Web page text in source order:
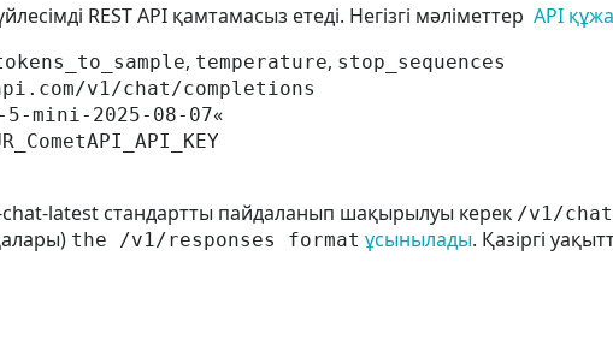
REST API қамтамасыз етеді. Негізгі мәліметтер API
, temperature, stop_sequences
v1/chat/completions
5-mini-2025-08-07«
latest стандартты пайдаланып шақырылуы керек /v1/
the /v1/responses format ұсынылады. Қазіргі